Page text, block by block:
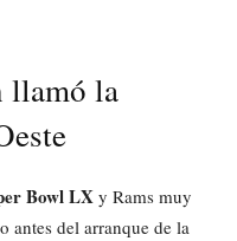
llamó la
Bowl LX y Rams muy
antes del arranque de la